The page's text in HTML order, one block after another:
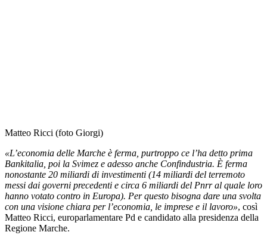
Matteo Ricci (foto Giorgi)
«L’economia delle Marche è ferma, purtroppo ce l’ha detto prima
Bankitalia, poi la Svimez e adesso anche Confindustria. È ferma
nonostante 20 miliardi di investimenti (14 miliardi del terremoto
messi dai governi precedenti e circa 6 miliardi del Pnrr al quale loro
hanno votato contro in Europa). Per questo bisogna dare una svolta
con una visione chiara per l’economia, le imprese e il lavoro», così
Matteo Ricci, europarlamentare Pd e candidato alla presidenza della
Regione Marche.